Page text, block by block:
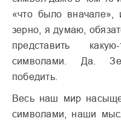
«что было вначале»,
зерно, я думаю,
представить
символами. Да.
победить.
Весь наш мир
символами, наши